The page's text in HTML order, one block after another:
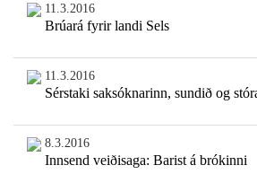
11.3.2016
Brúará fyrir landi Sels
11.3.2016
Sérstaki saksóknarinn, sundið og
8.3.2016
Innsend veiðisaga: Barist á brókinni